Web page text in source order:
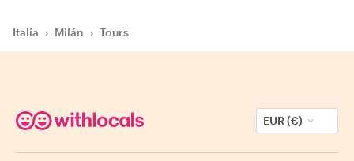
Italia › Milán › Tours
EUR (€)